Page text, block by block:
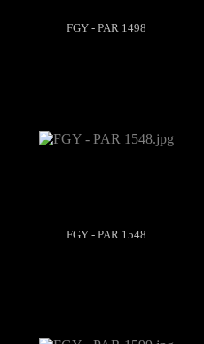
FGY - PAR 1498
FGY - PAR 1548